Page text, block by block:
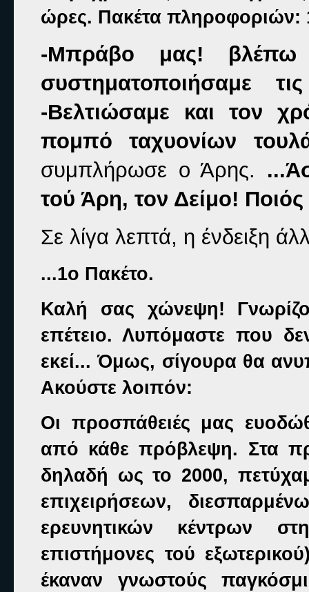
ώρες. Πακέτα πληροφοριών:
-Μπράβο μας!
συστηματοποιήσαμε
-Βελτιώσαμε και τον
πομπό ταχυονίων
συμπλήρωσε ο Άρης.
τού Άρη, τον Δείμο! Ποιός
Σε λίγα λεπτά, η ένδειξη
...1ο Πακέτο.
Καλή σας χώνεψη!
επέτειο. Λυπόμαστε που
εκεί... Όμως, σίγουρα θα
Ακούστε λοιπόν:
Οι προσπάθειές μας
από κάθε πρόβλεψη. Στα
δηλαδή ως το 2000,
επιχειρήσεων,
ερευνητικών κέντρων
επιστήμονες τού
έκαναν γνωστούς